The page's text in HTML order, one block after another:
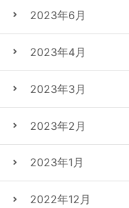
2023年6月
2023年4月
2023年3月
2023年2月
2023年1月
2022年12月